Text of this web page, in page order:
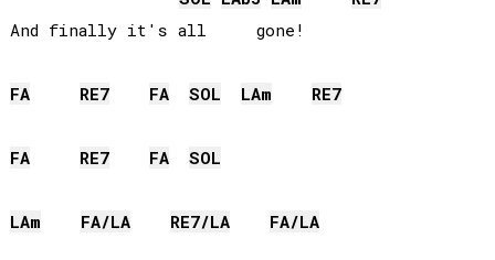
And finally it's all     gone!
FA RE7 FA SOL LAm RE7
FA RE7 FA SOL
LAm FA/LA RE7/LA FA/LA